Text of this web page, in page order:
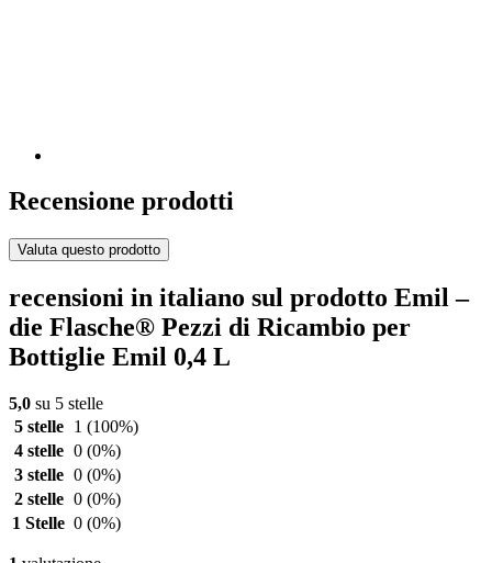
Recensione prodotti
Valuta questo prodotto
recensioni in italiano sul prodotto Emil –
die Flasche® Pezzi di Ricambio per
Bottiglie Emil 0,4 L
5,0 su 5 stelle
5 stelle
1 (100%)
4 stelle 0 (0%)
3 stelle 0 (0%)
2 stelle 0 (0%)
1 Stelle 0 (0%)